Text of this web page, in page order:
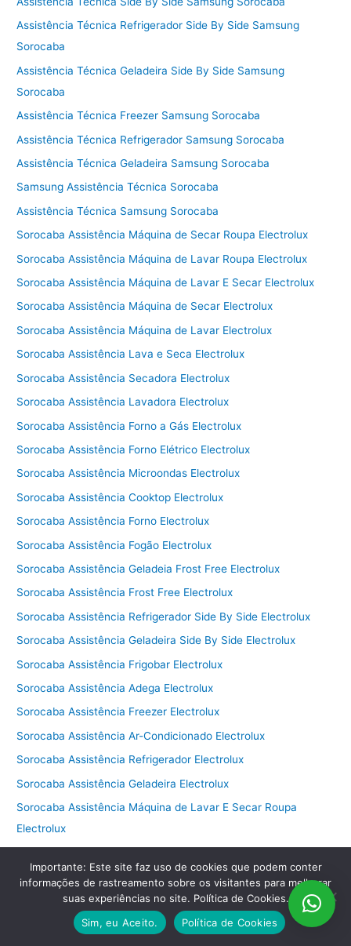
Assistência Técnica Refrigerador Side By Side Samsung
Sorocaba
Assistência Técnica Geladeira Side By Side Samsung
Sorocaba
Assistência Técnica Freezer Samsung Sorocaba
Assistência Técnica Refrigerador Samsung Sorocaba
Assistência Técnica Geladeira Samsung Sorocaba
Samsung Assistência Técnica Sorocaba
Assistência Técnica Samsung Sorocaba
Sorocaba Assistência Máquina de Secar Roupa Electrolux
Sorocaba Assistência Máquina de Lavar Roupa Electrolux
Sorocaba Assistência Máquina de Lavar E Secar Electrolux
Sorocaba Assistência Máquina de Secar Electrolux
Sorocaba Assistência Máquina de Lavar Electrolux
Sorocaba Assistência Lava e Seca Electrolux
Sorocaba Assistência Secadora Electrolux
Sorocaba Assistência Lavadora Electrolux
Sorocaba Assistência Forno a Gás Electrolux
Sorocaba Assistência Forno Elétrico Electrolux
Sorocaba Assistência Microondas Electrolux
Sorocaba Assistência Cooktop Electrolux
Sorocaba Assistência Forno Electrolux
Sorocaba Assistência Fogão Electrolux
Sorocaba Assistência Geladeia Frost Free Electrolux
Sorocaba Assistência Frost Free Electrolux
Sorocaba Assistência Refrigerador Side By Side Electrolux
Sorocaba Assistência Geladeira Side By Side Electrolux
Sorocaba Assistência Frigobar Electrolux
Sorocaba Assistência Adega Electrolux
Sorocaba Assistência Freezer Electrolux
Sorocaba Assistência Ar-Condicionado Electrolux
Sorocaba Assistência Refrigerador Electrolux
Sorocaba Assistência Geladeira Electrolux
Sorocaba Assistência Máquina de Lavar E Secar Roupa
Electrolux
Sorocaba Assistência Máquina lavadora de roupas Brastemp
Sorocaba Assistência Máquina de lavar e secar roupa
Importante: Este site faz uso de cookies que podem conter
informações de rastreamento sobre os visitantes para melhorar
suas experiências no site. Política de Cookies.
Sim, eu Aceito.
Política de Cookies